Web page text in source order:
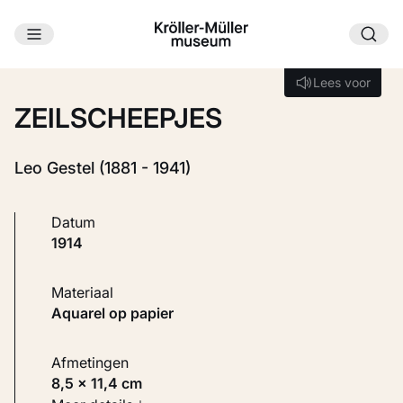
Ga naar hoofdinhoud
Lees voor
Lees voor
ZEILSCHEEPJES
Leo Gestel (1881 - 1941)
Datum
1914
Materiaal
Aquarel op papier
Afmetingen
8,5 × 11,4 cm